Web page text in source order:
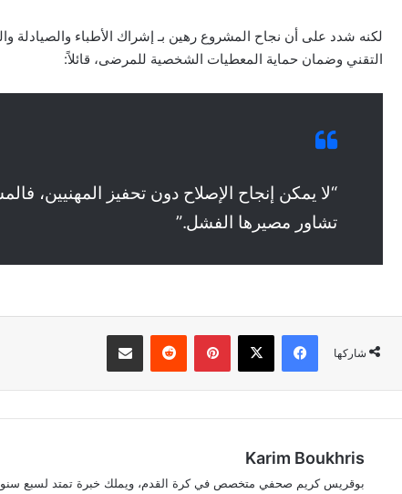
لكنه شدد على أن نجاح المشروع رهين بـ إشراك الأطباء والصيادلة
التقني وضمان حماية المعطيات الشخصية للمرضى، قائلاً:
“لا يمكن إنجاح الإصلاح دون تحفيز المهنيين،
تشاور مصيرها الفشل.”
شاركها
فيسبوك ‫X بينتيريست مشاركة عبر البريد
Karim Boukhris
بوقريس كريم صحفي متخصص في كرة القدم، ويملك خبرة تمتد لسبع